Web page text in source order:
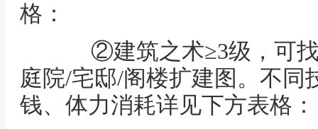
格：
②建筑之术≥3级，可找
庭院/宅邸/阁楼扩建图。不同
钱、体力消耗详见下方表格：